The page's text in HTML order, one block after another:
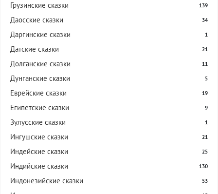
Грузинские сказки 139
Даосские сказки 34
Даргинские сказки 1
Датские сказки 21
Долганские сказки 11
Дунганские сказки 5
Еврейские сказки 19
Египетские сказки 9
Зулусские сказки 1
Ингушские сказки 21
Индейские сказки 25
Индийские сказки 130
Индонезийские сказки 53